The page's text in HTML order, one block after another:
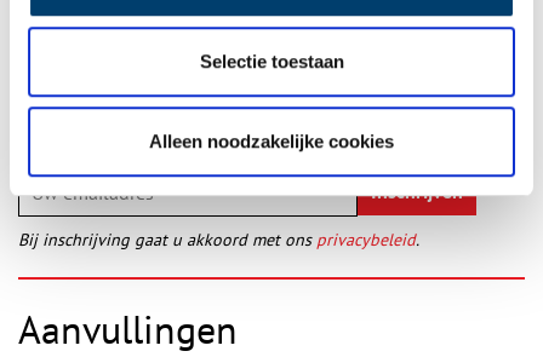
Selectie toestaan
Alleen noodzakelijke cookies
Ontvang de nieuwsbrief
Wilt u op de hoogte blijven van de mooiste verhalen en het
laatste erfgoednieuws? Schrijf u dan nu in voor onze
Bij inschrijving gaat u akkoord met ons privacybeleid.
Aanvullingen